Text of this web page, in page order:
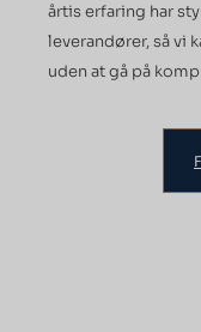
årtis erfaring har
leverandører, så vi
uden at gå på